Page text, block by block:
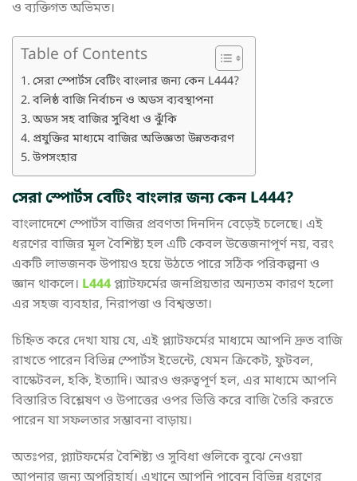
ও ব্যক্তিগত অভিমত।
Table of Contents
সেরা স্পোর্টস বেটিং বাংলার জন্য কেন L444?
বলিষ্ঠ বাজি নির্বাচন ও অডস ব্যবস্থাপনা
অডস সহ বাজির সুবিধা ও ঝুঁকি
প্রযুক্তির মাধ্যমে বাজির অভিজ্ঞতা উন্নতকরণ
উপসংহার
সেরা স্পোর্টস বেটিং বাংলার জন্য কেন L444?
বাংলাদেশে স্পোর্টস বাজির প্রবণতা দিনদিন বেড়েই চলেছে। এই
ধরণের বাজির মূল বৈশিষ্ট্য হল এটি কেবল উত্তেজনাপূর্ণ নয়, বরং
একটি লাভজনক উপায়ও হয়ে উঠতে পারে সঠিক পরিকল্পনা ও
জ্ঞান থাকলে। L444প্ল্যাটফর্মের জনপ্রিয়তার অন্যতম কারণ হলো
এর সহজ ব্যবহার, নিরাপত্তা ও বিশ্বস্ততা।
চিহ্নিত করে দেখা যায় যে, এই প্ল্যাটফর্মের মাধ্যমে আপনি দ্রুত বাজি
রাখতে পারেন বিভিন্ন স্পোর্টস ইভেন্টে, যেমন ক্রিকেট, ফুটবল,
বাস্কেটবল, হকি, ইত্যাদি। আরও গুরুত্বপূর্ণ হল, এর মাধ্যমে আপনি
বিস্তারিত বিশ্লেষণ ও উপাত্তের ওপর ভিত্তি করে বাজি তৈরি করতে
পারেন যা সফলতার সম্ভাবনা বাড়ায়।
অতঃপর, প্ল্যাটফর্মের বৈশিষ্ট্য ও সুবিধা গুলিকে বুঝে নেওয়া